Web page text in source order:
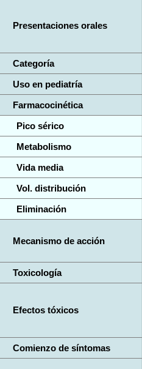
Presentaciones orales
Categoría
Uso en pediatría
Farmacocinética
Pico sérico
Metabolismo
Vida media
Vol. distribución
Eliminación
Mecanismo de acción
Toxicología
Efectos tóxicos
Comienzo de síntomas